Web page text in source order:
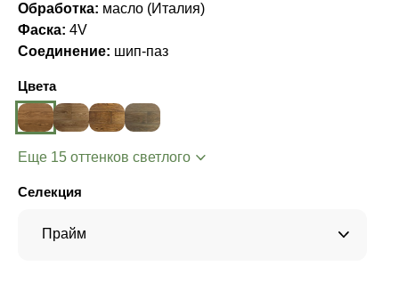
Обработка: масло (Италия)
Фаска: 4V
Соединение: шип-паз
Цвета
Еще 15 оттенков светлого
Селекция
Прайм